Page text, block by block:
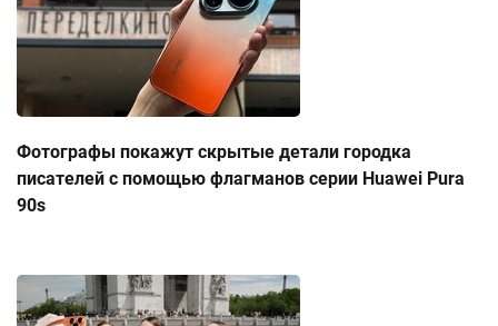
Фотографы покажут скрытые детали городка
писателей с помощью флагманов серии Huawei Pura
90s